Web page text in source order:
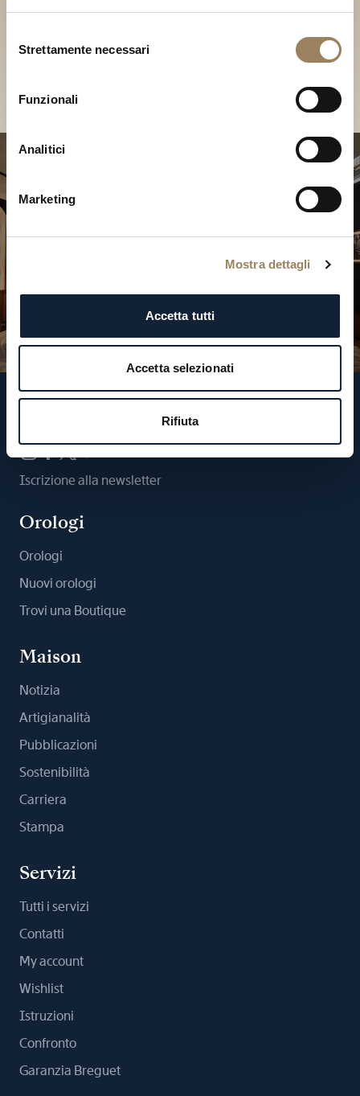
delStrettamente necessari
Funzionali
Analitici
Marketing
Mostra dettagli
Accetta tutti
Accetta selezionati
Rifiuta
Scopri le nostre collezioni in
Boutique
Iscrizione alla newsletter
Orologi
Orologi
Nuovi orologi
Trovi una Boutique
Maison
Notizia
Artigianalità
Pubblicazioni
Sostenibilità
Carriera
Stampa
Servizi
Tutti i servizi
Contatti
My account
Wishlist
Istruzioni
Confronto
Garanzia Breguet